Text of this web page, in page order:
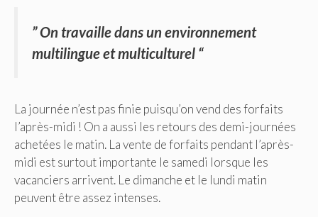
” On travaille dans un environnement
multilingue et multiculturel “
La journée n’est pas finie puisqu’on vend des forfaits
l’après-midi ! On a aussi les retours des demi-journées
achetées le matin. La vente de forfaits pendant l’après-
midi est surtout importante le samedi lorsque les
vacanciers arrivent. Le dimanche et le lundi matin
peuvent être assez intenses.